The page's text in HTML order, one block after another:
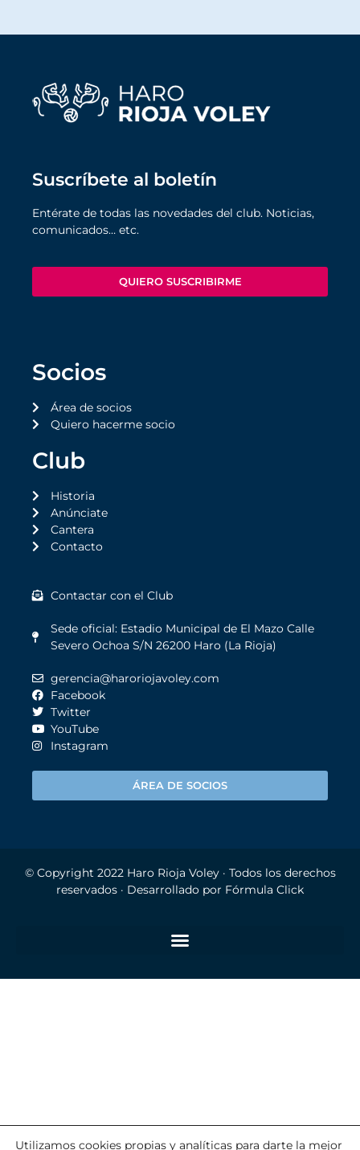
Suscríbete al boletín
Entérate de todas las novedades del club. Noticias,
comunicados… etc.
QUIERO SUSCRIBIRME
Socios
Área de socios
Quiero hacerme socio
Club
Historia
Anúnciate
Cantera
Contacto
Contactar con el Club
Sede oficial: Estadio Municipal de El Mazo Calle
Severo Ochoa S/N 26200 Haro (La Rioja)
gerencia@haroriojavoley.com
Facebook
Twitter
YouTube
Instagram
ÁREA DE SOCIOS
© Copyright 2022 Haro Rioja Voley· Todos los derechos
reservados · Desarrollado por Fórmula Click
Utilizamos cookies propias y analíticas para darte la mejor